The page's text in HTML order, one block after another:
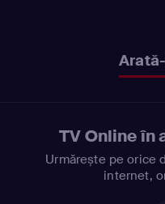
TV Online în
Urmărește pe orice
internet,